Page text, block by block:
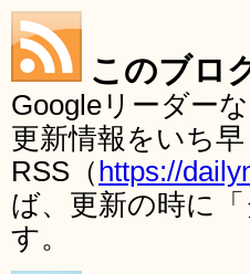
このブロ
Googleリーダー
更新情報をいち
RSS（ https://
ば、更新の時に
す。